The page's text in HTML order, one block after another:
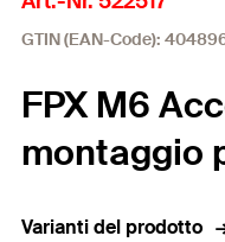
GTIN (EAN-Code):
FPX M6
montaggio
Varianti del prodotto